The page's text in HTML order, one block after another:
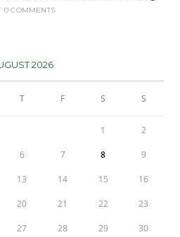
0 COMMENTS
2026
T F S S
1 2
6 7 8 9
13 14 15 16
20 21 22 23
27 28 29 30